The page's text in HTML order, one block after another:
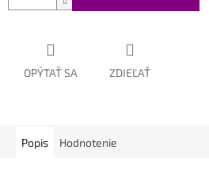
OPÝTAŤ SA ZDIEĽAŤ
Popis Hodnotenie